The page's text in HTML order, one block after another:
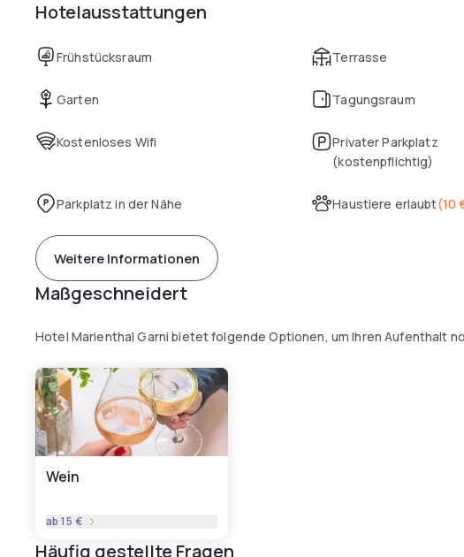
Hotelausstattungen
Frühstücksraum Terrasse
Garten Tagungsraum
Kostenloses Wifi
Privater Parkplatz
(kostenpflichtig)
Parkplatz in der Nähe Haustiere erlaubt(10
Weitere Informationen
Maßgeschneidert
Hotel Marienthal Garni bietet folgende Optionen, um Ihren Aufenthalt
Wein
ab15 €
Häufig gestellte Fragen